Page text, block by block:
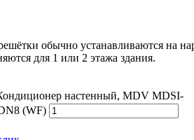
обычно устанавливаются на
для 1 или 2 этажа здания.
настенный, MDV MDSI-
(WF)